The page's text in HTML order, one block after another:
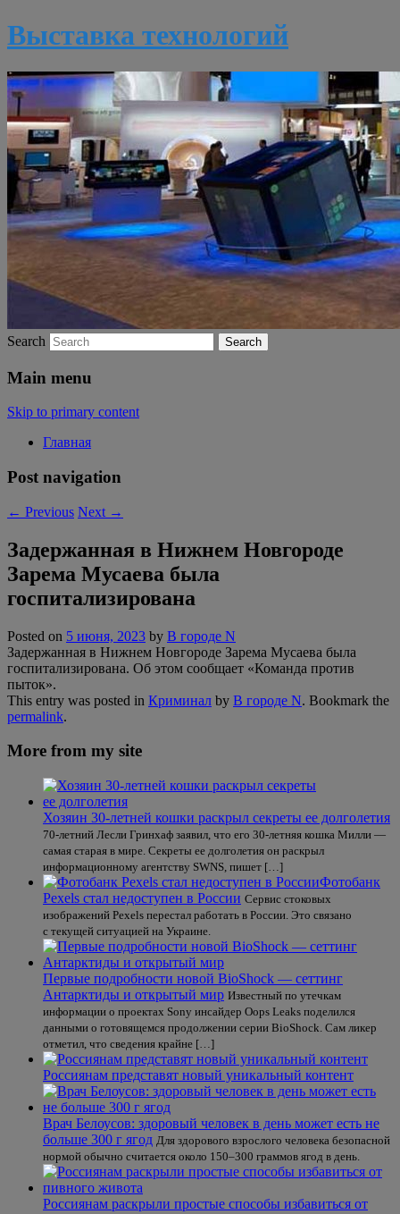
Выставка технологий
Search
Main menu
Skip to primary content
Главная
Post navigation
← Previous Next →
Задержанная в Нижнем Новгороде
Зарема Мусаева была
госпитализирована
Posted on 5 июня, 2023 by В городе N
Задержанная в Нижнем Новгороде Зарема Мусаева была
госпитализирована. Об этом сообщает «Команда против
пыток».
This entry was posted in Криминал by В городе N. Bookmark the
permalink.
More from my site
Хозяин 30-летней кошки раскрыл секреты ее долголетия
70-летний Лесли Гринхаф заявил, что его 30-летняя кошка Милли —
самая старая в мире. Секреты ее долголетия он раскрыл
информационному агентству SWNS, пишет […]
Фотобанк
Pexels стал недоступен в России Сервис стоковых
изображений Pexels перестал работать в России. Это связано
с текущей ситуацией на Украине.
Первые подробности новой BioShock — сеттинг
Антарктиды и открытый мир Известный по утечкам
информации о проектах Sony инсайдер Oops Leaks поделился
данными о готовящемся продолжении серии BioShock. Сам ликер
отметил, что сведения крайне […]
Россиянам представят новый уникальный контент
Врач Белоусов: здоровый человек в день может есть не
больше 300 г ягод Для здорового взрослого человека безопасной
нормой обычно считается около 150–300 граммов ягод в день.
Россиянам раскрыли простые способы избавиться от